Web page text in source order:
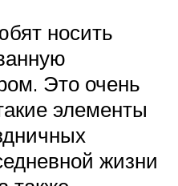
носить
Это очень
элементы
жизни